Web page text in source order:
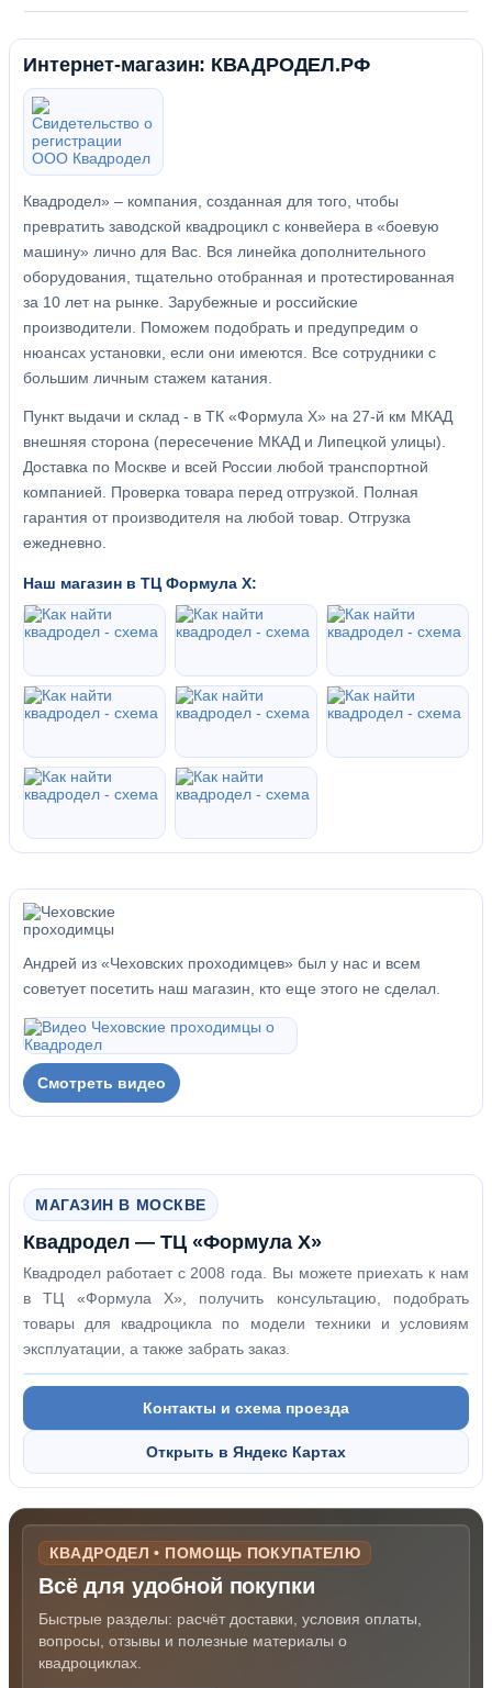
Интернет-магазин: КВАДРОДЕЛ.РФ
Квадродел» – компания, созданная для того, чтобы
превратить заводской квадроцикл с конвейера в «боевую
машину» лично для Вас. Вся линейка дополнительного
оборудования, тщательно отобранная и протестированная
за 10 лет на рынке. Зарубежные и российские
производители. Поможем подобрать и предупредим о
нюансах установки, если они имеются. Все сотрудники с
большим личным стажем катания.
Пункт выдачи и склад - в ТК «Формула X» на 27-й км МКАД
внешняя сторона (пересечение МКАД и Липецкой улицы).
Доставка по Москве и всей России любой транспортной
компанией. Проверка товара перед отгрузкой. Полная
гарантия от производителя на любой товар. Отгрузка
ежедневно.
Наш магазин в ТЦ Формула Х:
Андрей из «Чеховских проходимцев» был у нас и всем
советует посетить наш магазин, кто еще этого не сделал.
Смотреть видео
МАГАЗИН В МОСКВЕ
Квадродел — ТЦ «Формула Х»
Квадродел работает с 2008 года. Вы можете приехать к нам
в ТЦ «Формула Х», получить консультацию, подобрать
товары для квадроцикла по модели техники и условиям
эксплуатации, а также забрать заказ.
Контакты и схема проезда
Открыть в Яндекс Картах
КВАДРОДЕЛ • ПОМОЩЬ ПОКУПАТЕЛЮ
Всё для удобной покупки
Быстрые разделы: расчёт доставки, условия оплаты,
вопросы, отзывы и полезные материалы о
квадроциклах.